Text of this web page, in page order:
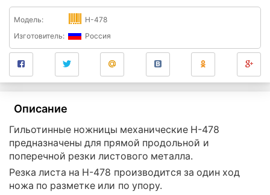
Модель:
Н-478
Изготовитель:
Россия
Описание
Гильотинные ножницы механические Н-478
предназначены для прямой продольной и
поперечной резки листового металла.
Резка листа на Н-478 производится за один ход
ножа по разметке или по упору.